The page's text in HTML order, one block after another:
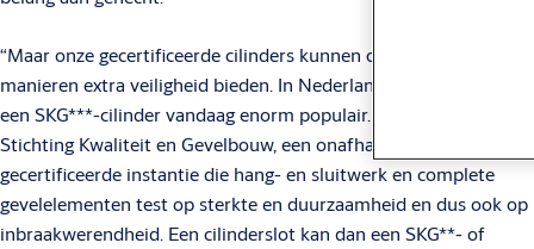
“Maar onze gecertificeerde cilinders kunnen ook op andere
manieren extra veiligheid bieden. In Nederland is bijvoorbeeld
een SKG***-cilinder vandaag enorm populair. SKG staat voor
Stichting Kwaliteit en Gevelbouw, een onafhankelijke en
gecertificeerde instantie die hang- en sluitwerk en complete
gevelelementen test op sterkte en duurzaamheid en dus ook op
inbraakwerendheid. Een cilinderslot kan dan een SKG**- of